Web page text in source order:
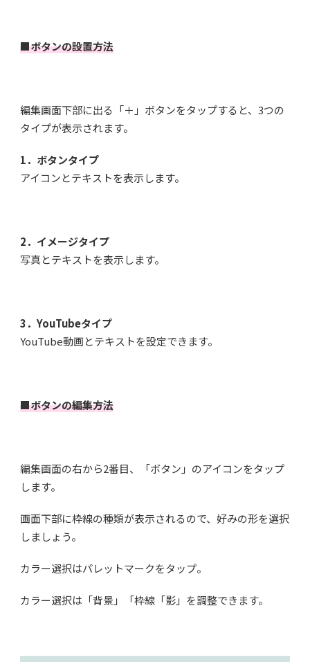
■ボタンの設置方法
編集画面下部に出る「＋」ボタンをタップすると、3つの
タイプが表示されます。
1．ボタンタイプ
アイコンとテキストを表示します。
2．イメージタイプ
写真とテキストを表示します。
3．YouTubeタイプ
YouTube動画とテキストを設定できます。
■ボタンの編集方法
編集画面の右から2番目、「ボタン」のアイコンをタップ
します。
画面下部に枠線の種類が表示されるので、好みの形を選択
しましょう。
カラー選択はパレットマークをタップ。
カラー選択は「背景」「枠線「影」を調整できます。